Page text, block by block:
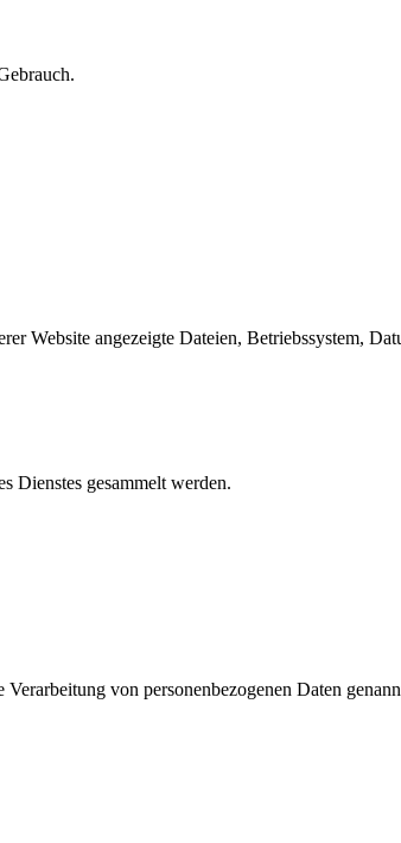
Website angezeigte Dateien, Betriebssystem,
Dienstes gesammelt werden.
von personenbezogenen Daten